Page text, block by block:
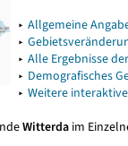
▸ Allgemeine
▸
▸ Alle Ergebnisse
▸ Demografisches
▸ Weitere
Witterda im